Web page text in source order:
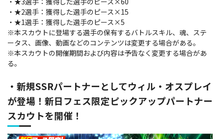
・★2選手：獲得した選手のピース×15
・★1選手：獲得した選手のピース×5
※本スカウトに登場する選手の保有するバトルスキル、魂、ステ
ータス、画像、動画などのコンテンツは変更する場合がある。
※本スカウトの開催期間および内容は予告なく変更する場合があ
る。
・新規SSRパートナーとしてウィル・オスプレイ
が登場！新日フェス限定ピックアップパートナー
スカウトを開催！